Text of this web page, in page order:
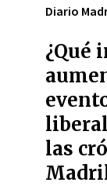
Diario
¿Qué
las